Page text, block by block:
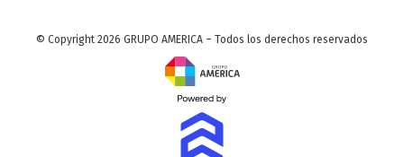
© Copyright 2026 GRUPO AMERICA – Todos los derechos reservados